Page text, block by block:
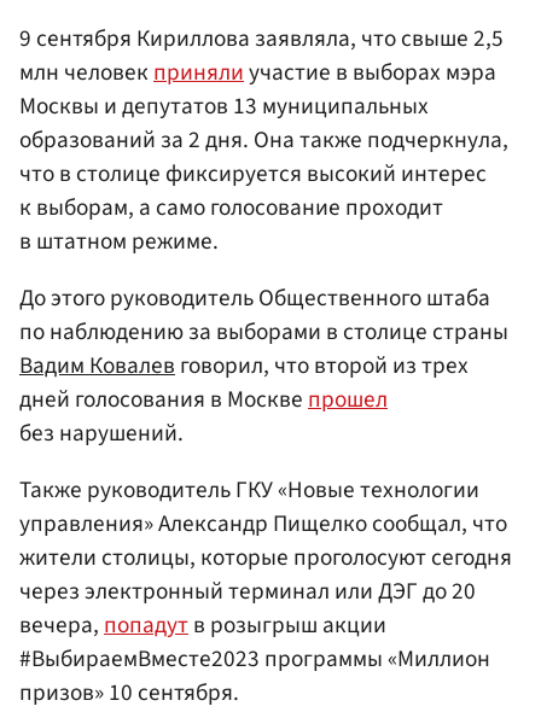
9 сентября Кириллова заявляла, что свыше 2,5
млн человекпринялиучастие в выборах мэра
Москвы и депутатов 13 муниципальных
образований за 2 дня. Она также подчеркнула,
что в столице фиксируется высокий интерес
к выборам, а само голосование проходит
в штатном режиме.
До этого руководитель Общественного штаба
по наблюдению за выборами в столице страны
Вадим Ковалевговорил, что второй из трех
дней голосования в Москвепрошел
без нарушений.
Также руководитель ГКУ «Новые технологии
управления» Александр Пищелко сообщал, что
жители столицы, которые проголосуют сегодня
через электронный терминал или ДЭГ до 20
вечера,попадутв розыгрыш акции
#ВыбираемВместе2023 программы «Миллион
призов» 10 сентября.